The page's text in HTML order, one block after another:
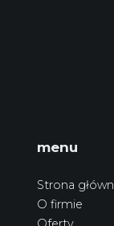
menu
Strona
O firmie